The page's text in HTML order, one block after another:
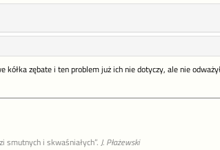
zębate i ten problem już ich nie dotyczy, ale nie
smutnych i skwaśniałych”. J. Płażewski